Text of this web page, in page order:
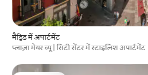
मैड्रिड में अपार्टमेंट
प्लाज़ा मेयर व्यू | सिटी सेंटर में स्टाइलिश अपार्टमेंट